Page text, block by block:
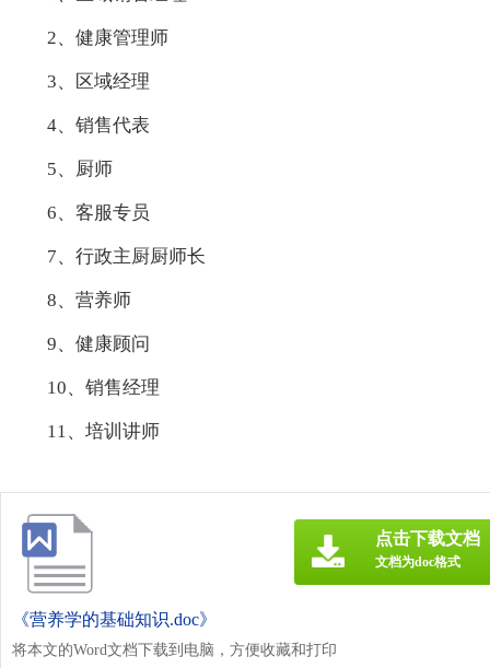
2、健康管理师
3、区域经理
4、销售代表
5、厨师
6、客服专员
7、行政主厨厨师长
8、营养师
9、健康顾问
10、销售经理
11、培训讲师
《营养学的基础知识.doc》
将本文的Word文档下载到电脑，方便收藏和打印
点击下载文档
文档为doc格式